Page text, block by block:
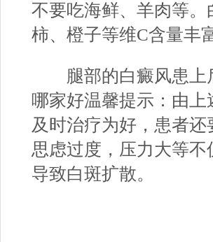
不要吃海鲜、羊肉等
柿、橙子等维C含量丰
腿部的白癜风患上
哪家好温馨提示：由上
及时治疗为好，患者
思虑过度，压力大等
导致白斑扩散。